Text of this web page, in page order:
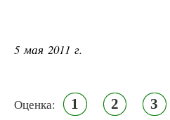
5 мая 2011 г.
Оценка: 1 2 3